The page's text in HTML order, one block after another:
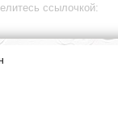
ссылочкой: